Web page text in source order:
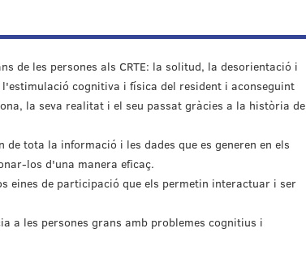
de les persones als CRTE: la solitud, la desorientació i
cognitiva i física del resident i aconseguint
la seva realitat i el seu passat gràcies a la història de
tota la informació i les dades que es generen en els
los d'una manera eficaç.
eines de participació que els permetin interactuar i ser
a les persones grans amb problemes cognitius i